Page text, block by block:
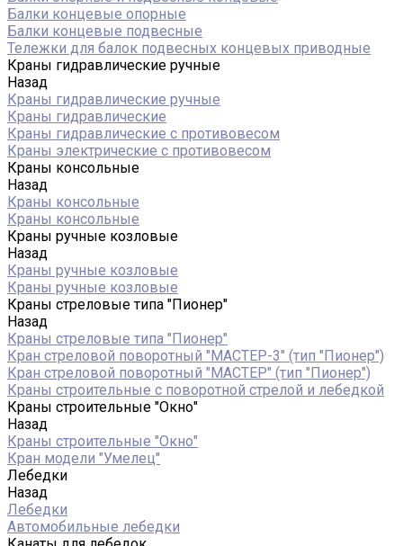
Балки концевые опорные
Балки концевые подвесные
Тележки для балок подвесных концевых приводные
Краны гидравлические ручные
Назад
Краны гидравлические ручные
Краны гидравлические
Краны гидравлические с противовесом
Краны электрические с противовесом
Краны консольные
Назад
Краны консольные
Краны консольные
Краны ручные козловые
Назад
Краны ручные козловые
Краны ручные козловые
Краны стреловые типа "Пионер"
Назад
Краны стреловые типа "Пионер"
Кран стреловой поворотный "МАСТЕР-3" (тип "Пионер")
Кран стреловой поворотный "МАСТЕР" (тип "Пионер")
Краны строительные с поворотной стрелой и лебедкой
Краны строительные "Окно"
Назад
Краны строительные "Окно"
Кран модели "Умелец"
Лебедки
Назад
Лебедки
Автомобильные лебедки